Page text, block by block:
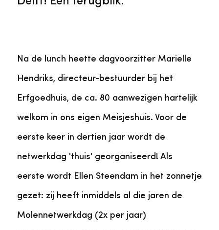
Na de lunch heette dagvoorzitter Marielle
Hendriks, directeur-bestuurder bij het
Erfgoedhuis, de ca. 80 aanwezigen hartelijk
welkom in ons eigen Meisjeshuis. Voor de
eerste keer in dertien jaar wordt de
netwerkdag 'thuis' georganiseerd! Als
eerste wordt Ellen Steendam in het zonnetje
gezet: zij heeft inmiddels al die jaren de
Molennetwerkdag (2x per jaar)